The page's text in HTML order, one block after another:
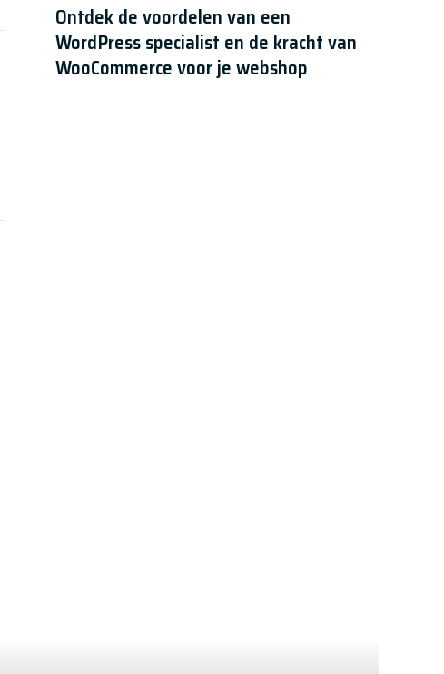
Ontdek de voordelen van een
WordPress specialist en de kracht van
WooCommerce voor je webshop